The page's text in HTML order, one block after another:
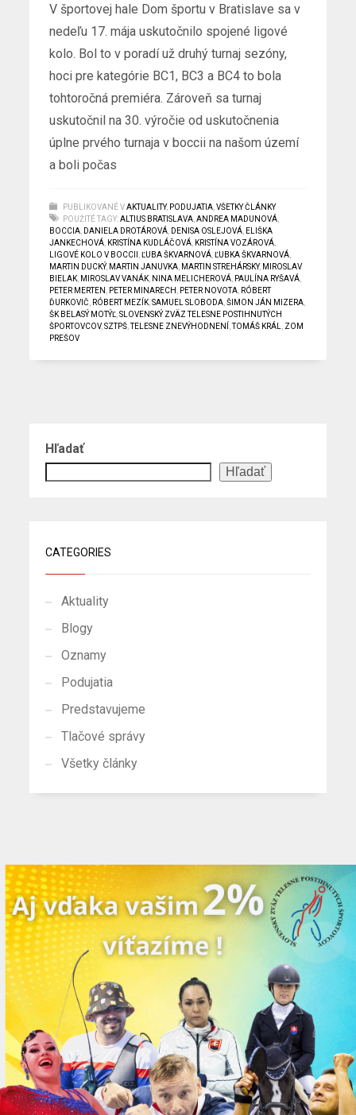
V športovej hale Dom športu v Bratislave sa v
nedeľu 17. mája uskutočnilo spojené ligové
kolo. Bol to v poradí už druhý turnaj sezóny,
hoci pre kategórie BC1, BC3 a BC4 to bola
tohtoročná premiéra. Zároveň sa turnaj
uskutočnil na 30. výročie od uskutočnenia
úplne prvého turnaja v boccii na našom území
a boli počas
PUBLIKOVANÉ V AKTUALITY, PODUJATIA ,VŠETKY ČLÁNKY
POUŽITÉ TAGY: ALTIUS BRATISLAVA ,ANDREA MADUNOVÁ
BOCCIA DANIELA DROTÁROVÁ DENISA OSLEJOVÁ ELIŠKA
JANKECHOVÁ KRISTÍNA KUDLÁČOVÁ KRISTÍNA VOZÁROVÁ
LIGOVÉ KOLO V BOCCII
,ĽUBA ŠKVARNOVÁ ,ĽUBKA ŠKVARNOVÁ
MARTIN DUCKÝ, MARTIN JANUVKA MARTIN STREHÁRSKY, MIROSLAV
BIELAK MIROSLAV VANÁK NINA MELICHEROVÁ PAULÍNA RYŠAVÁ
PETER MERTEN
PETER MINARECH PETER NOVOTA RÓBERT
ĎURKOVIČ
RÓBERT MEZÍK ,SAMUEL SLOBODA ,ŠIMON JÁN MIZERA
ŠK BELASÝ MOTÝĽ ,SLOVENSKÝ ZVÄZ TELESNE POSTIHNUTÝCH
ŠPORTOVCOV,SZTPŠ ,TELESNE ZNEVÝHODNENÍ ,TOMÁŠ KRÁL
ZOM
PREŠOV
Hľadať
Hľadať
CATEGORIES
Aktuality
Blogy
Oznamy
Podujatia
Predstavujeme
Tlačové správy
Všetky články